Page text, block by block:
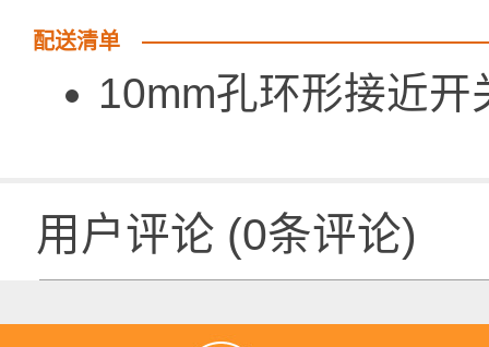
配送清单
10mm孔环
用户评论 (0条评论)